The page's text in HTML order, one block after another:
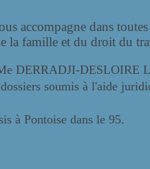
accompagne dans
la famille et du droit du
DERRADJI-DESLOIRE
soumis à l'aide
à Pontoise dans le 95.